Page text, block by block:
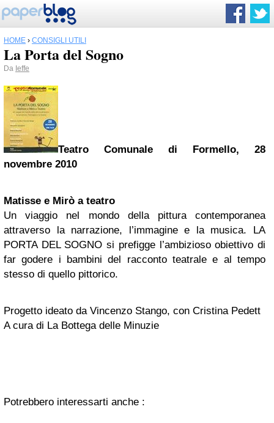
HOME › CONSIGLI UTILI
La Porta del Sogno
Da Ieffe
Teatro Comunale di Formello, 28
novembre 2010
Matisse e Mirò a teatro
Un viaggio nel mondo della pittura contemporanea
attraverso la narrazione, l’immagine e la musica. LA
PORTA DEL SOGNO si prefigge l’ambizioso obiettivo di
far godere i bambini del racconto teatrale e al tempo
stesso di quello pittorico.
Progetto ideato da Vincenzo Stango, con Cristina Pedett
A cura di La Bottega delle Minuzie
Potrebbero interessarti anche :